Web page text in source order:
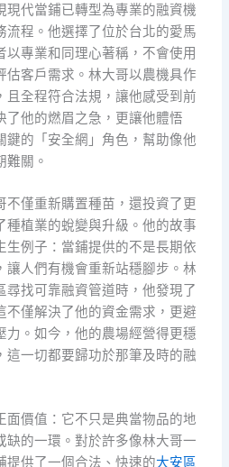
現代當鋪已轉型為專業的融資機
流程。他選擇了位於台北的愛馬
專業和同理心著稱，不會使用
估客戶需求。林大哥以農機具作
且全程符合法規，讓他感受到前
了他的燃眉之急，更讓他體悟
鍵的「安全網」角色，幫助像他
難關。
不僅重新購置種苗，還投資了更
種植業的蛻變與升級。他的故事
生例子：當鋪提供的不是長期依
讓人們有機會重新站穩腳步。林
尋找可靠融資管道時，他發現了
不僅解決了他的資金需求，更避
力。如今，他的農場經營得更穩
這一切都要歸功於那筆及時的融
面價值：它不只是典當物品的地
缺的一環。對於許多像林大哥一
提供了一個合法、快速的大安區